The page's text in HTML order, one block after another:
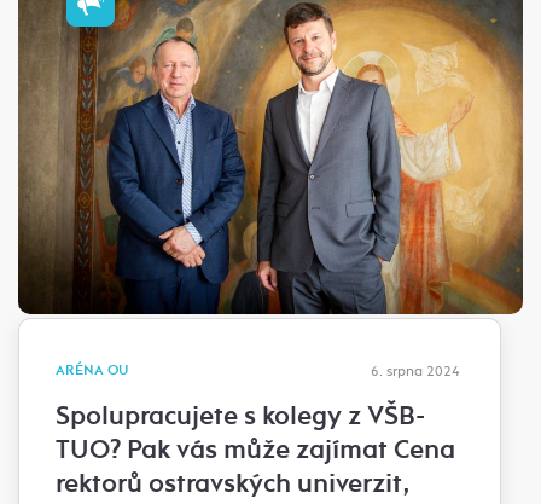
ARÉNA OU 6. srpna 2024
Spolupracujete s kolegy z VŠB-
TUO? Pak vás může zajímat Cena
rektorů ostravských univerzit,